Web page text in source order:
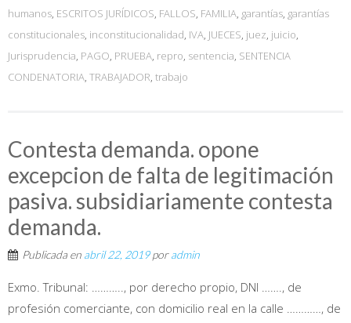
humanos, ESCRITOS JURÍDICOS, FALLOS, FAMILIA, garantías, garantías
constitucionales, inconstitucionalidad, IVA, JUECES, juez, juicio,
Jurisprudencia, PAGO, PRUEBA, repro, sentencia, SENTENCIA
CONDENATORIA, TRABAJADOR, trabajo
Contesta demanda. opone
excepcion de falta de legitimación
pasiva. subsidiariamente contesta
demanda.
Publicada en abril 22, 2019poradmin
Exmo. Tribunal: ……….., por derecho propio, DNI ……., de
profesión comerciante, con domicilio real en la calle …………, de